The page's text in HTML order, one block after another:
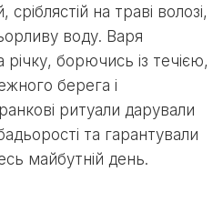
на траві волозі,
воду. Варя
борючись із течією,
берега і
ритуали дарували
та гарантували
майбутній день.